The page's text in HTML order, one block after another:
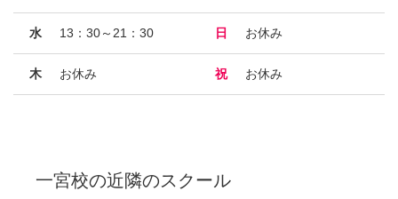
水 13：30～21：30
木 お休み
日 お休み
祝 お休み
一宮校の近隣のスクール